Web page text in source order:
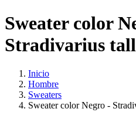
Sweater color
Stradivarius
Inicio
Hombre
Sweaters
Sweater color Negro -